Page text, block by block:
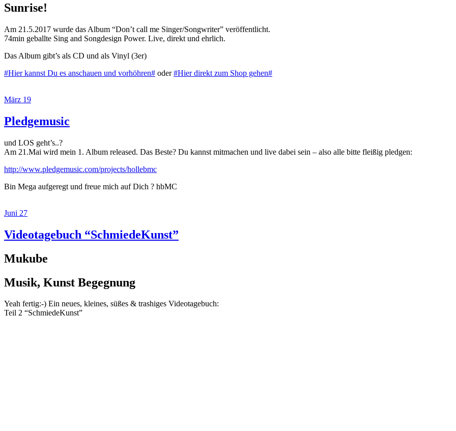
Sunrise!
Am 21.5.2017 wurde das Album “Don’t call me Singer/Songwriter” veröffentlicht.
74min geballte Sing and Songdesign Power. Live, direkt und ehrlich.
Das Album gibt’s als CD und als Vinyl (3er)
#Hier kannst Du es anschauen und vorhöhren# oder#Hier direkt zum Shop gehen#
März 19
Pledgemusic
und LOS geht’s..?
Am 21.Mai wird mein 1. Album released. Das Beste? Du kannst mitmachen und live dabei sein – also alle bitte fleißig pledgen:
http://www.pledgemusic.com/projects/hollebmc
Bin Mega aufgeregt und freue mich auf Dich ? hbMC
Juni 27
Videotagebuch “SchmiedeKunst”
Mukube
Musik, Kunst Begegnung
Yeah fertig:-) Ein neues, kleines, süßes & trashiges Videotagebuch:
Teil 2 “SchmiedeKunst”